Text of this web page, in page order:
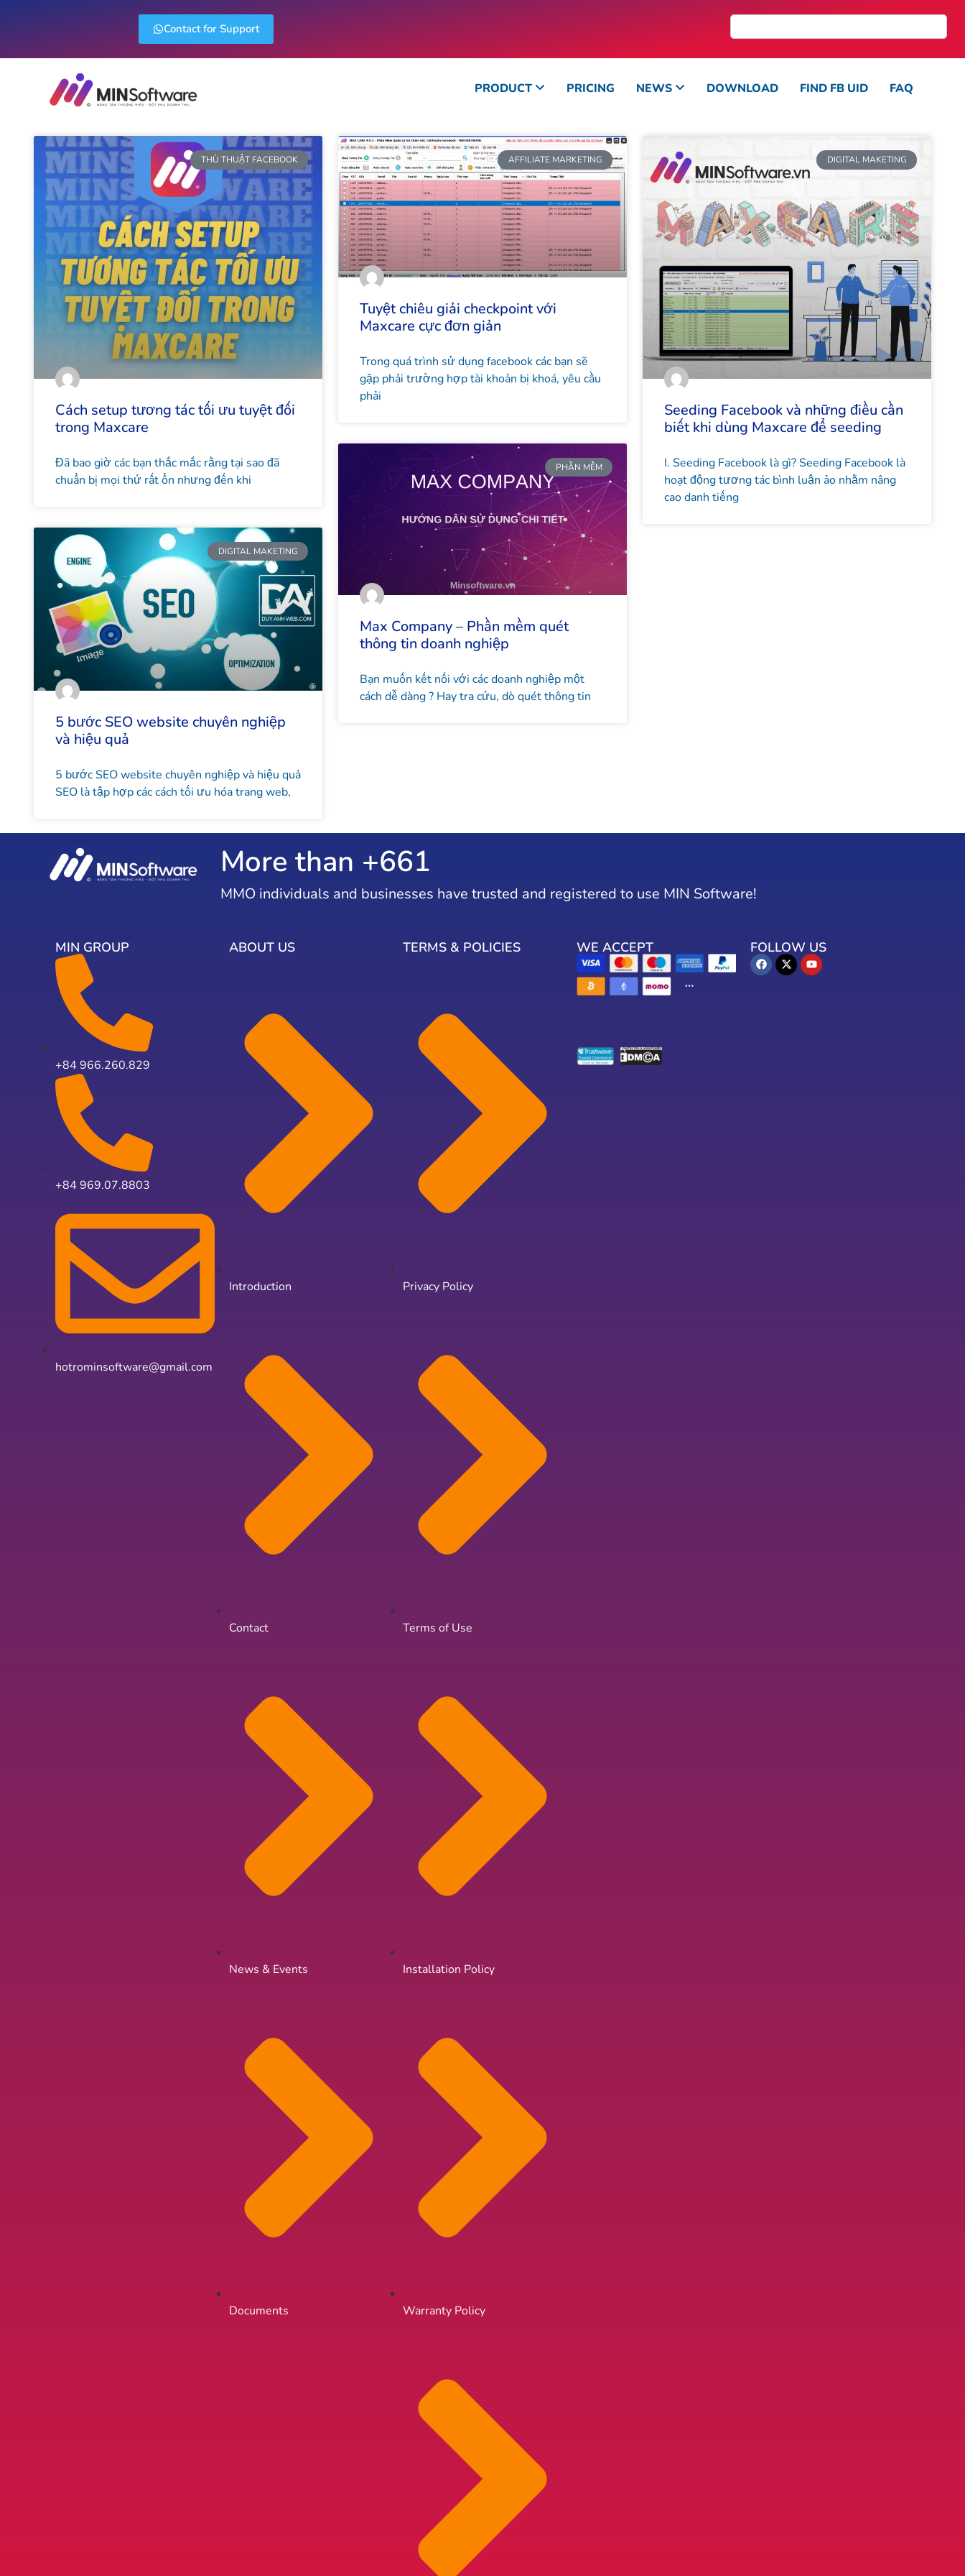
Contact for Support
PRODUCT PRICING NEWS DOWNLOAD FIND FB UID FAQ
THỦ THUẬT FACEBOOK
Cách setup tương tác tối ưu tuyệt đối
trong Maxcare
Đã bao giờ các bạn thắc mắc rằng tại sao đã
chuẩn bị mọi thứ rất ổn nhưng đến khi
AFFILIATE MARKETING
Tuyệt chiêu giải checkpoint với
Maxcare cực đơn giản
Trong quá trình sử dụng facebook các bạn sẽ
gặp phải trường hợp tài khoản bị khoá, yêu cầu
phải
DIGITAL MAKETING
Seeding Facebook và những điều cần
biết khi dùng Maxcare để seeding
I. Seeding Facebook là gì? Seeding Facebook là
hoạt động tương tác bình luận ảo nhằm nâng
cao danh tiếng
DIGITAL MAKETING
5 bước SEO website chuyên nghiệp
và hiệu quả
5 bước SEO website chuyên nghiệp và hiệu quả
SEO là tập hợp các cách tối ưu hóa trang web,
PHẦN MỀM
Max Company – Phần mềm quét
thông tin doanh nghiệp
Bạn muốn kết nối với các doanh nghiệp một
cách dễ dàng ? Hay tra cứu, dò quét thông tin
MMO individuals and businesses have trusted and registered to use MIN Software!
More than +952
MIN GROUP
+84 966.260.829
+84 969.07.8803
hotrominsoftware@gmail.com
ABOUT US
Introduction
Contact
News & Events
Documents
TERMS & POLICIES
Privacy Policy
Terms of Use
Installation Policy
Warranty Policy
WE ACCEPT FOLLOW US